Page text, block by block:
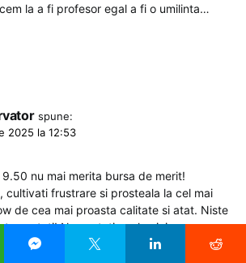
la a fi profesor egal a fi o umilinta…
spune:
2025 la 12:53
nu mai merita bursa de merit!
cultivati frustrare si prosteala la cel mai
de cea mai proasta calitate si atat. Niste
sunteti! Nu sunteti acolo nici macar pe
rezultatul unor uneltiri si stiti bine asta!